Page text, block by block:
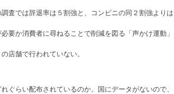
査では辞退率は５割強と、コンビニの同２割強よりは
要か消費者に尋ねることで削減を図る「声かけ運動」
店舗で行われていない。
ぐらい配布されているのか。国にデータがないので、